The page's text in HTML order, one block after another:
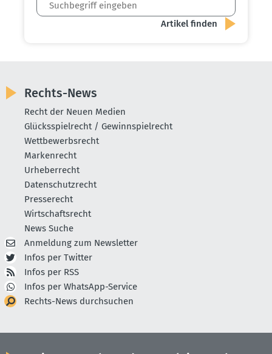
Rechts-News
Recht der Neuen Medien
Glücksspielrecht / Gewinnspielrecht
Wettbewerbsrecht
Markenrecht
Urheberrecht
Datenschutzrecht
Presserecht
Wirtschaftsrecht
News Suche
Anmeldung zum Newsletter
Infos per Twitter
Infos per RSS
Infos per WhatsApp-Service
Rechts-News durchsuchen